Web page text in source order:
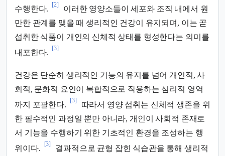
수행한다.
[2]
이러한 영양소들이 세포와 조직 내에서 원
만한 관계를 맺을 때 생리적인 건강이 유지되며, 이는 곧
섭취한 식품이 개인의 신체적 상태를 형성한다는 의미를
내포한다.
[3]
건강은 단순히 생리적인 기능의 유지를 넘어 개인적, 사
회적, 문화적 요인이 복합적으로 작용하는 심리적 영역
까지 포괄한다.
[3]
따라서 영양 섭취는 신체적 생존을 위
한 필수적인 과정일 뿐만 아니라, 개인이 사회적 존재로
서 기능을 수행하기 위한 기초적인 환경을 조성하는 행
위이다.
[3]
결과적으로 균형 잡힌 식습관을 통해 생리적